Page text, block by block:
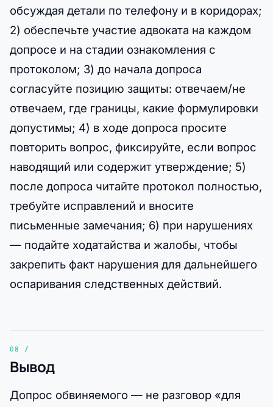
обсуждая детали по телефону и в коридорах;
2) обеспечьте участие адвоката на каждом
допросе и на стадии ознакомления с
протоколом; 3) до начала допроса
согласуйте позицию защиты: отвечаем/не
отвечаем, где границы, какие формулировки
допустимы; 4) в ходе допроса просите
повторить вопрос, фиксируйте, если вопрос
наводящий или содержит утверждение; 5)
после допроса читайте протокол полностью,
требуйте исправлений и вносите
письменные замечания; 6) при нарушениях
— подайте ходатайства и жалобы, чтобы
закрепить факт нарушения для дальнейшего
оспаривания следственных действий.
Вывод
Допрос обвиняемого — не разговор «для